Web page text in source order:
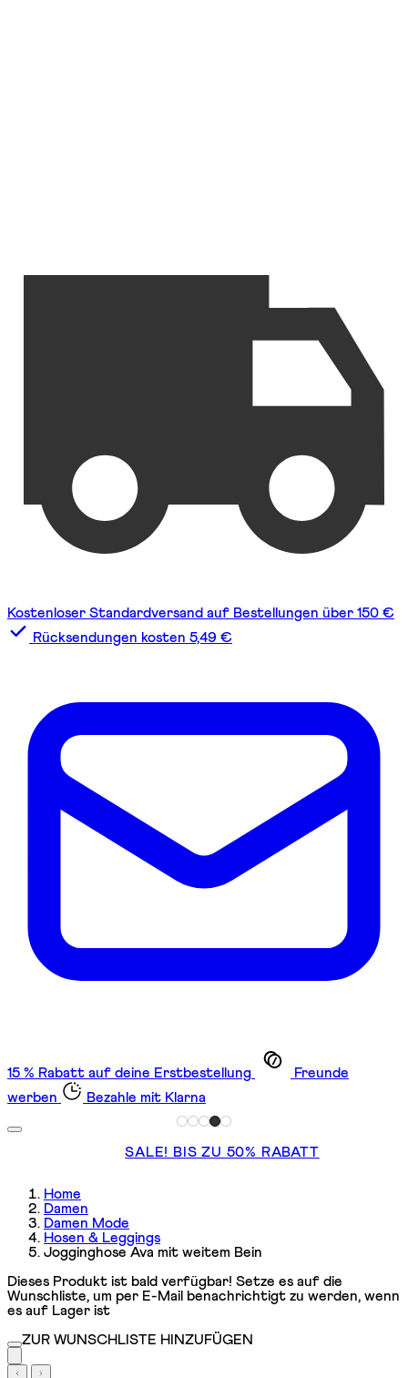
Kostenloser Standardversand auf Bestellungen über 150 €
Rücksendungen kosten 5,49 €
15 % Rabatt auf deine Erstbestellung
Freunde
werben
Bezahle mit Klarna
SALE! BIS ZU 50% RABATT
Home
Damen
Damen Mode
Hosen & Leggings
Jogginghose Ava mit weitem Bein
Dieses Produkt ist bald verfügbar! Setze es auf die
Wunschliste, um per E-Mail benachrichtigt zu werden, wenn
es auf Lager ist
ZUR WUNSCHLISTE HINZUFÜGEN